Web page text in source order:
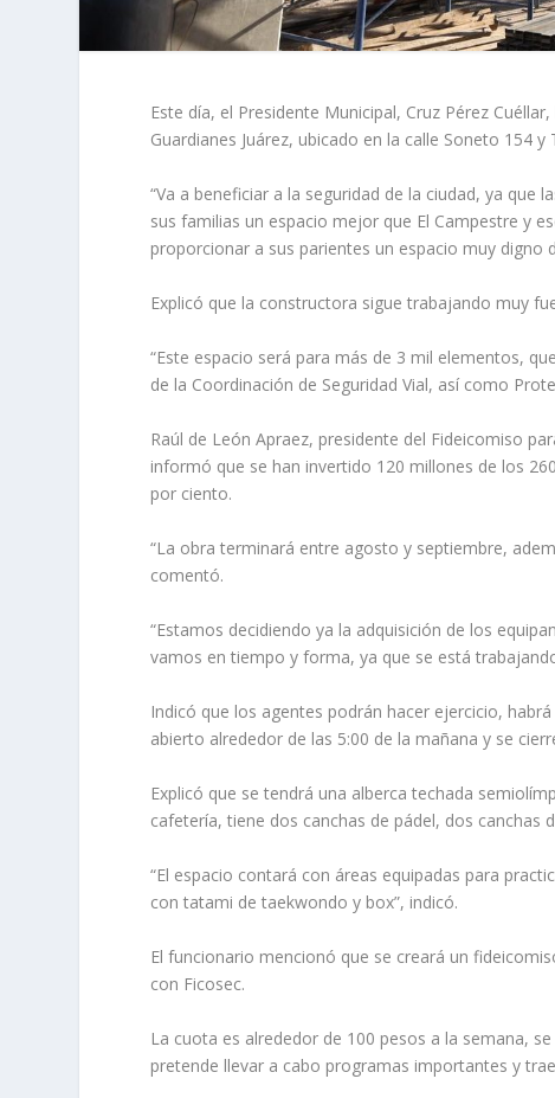
Este día, el Presidente Municipal, Cruz Pérez
Guardianes Juárez, ubicado en la calle Soneto 154
“Va a beneficiar a la seguridad de la ciudad, ya
sus familias un espacio mejor que El Campestre y
proporcionar a sus parientes un espacio muy
Explicó que la constructora sigue trabajando muy
“Este espacio será para más de 3 mil elementos,
de la Coordinación de Seguridad Vial, así como
Raúl de León Apraez, presidente del Fideicomiso
informó que se han invertido 120 millones de los
por ciento.
“La obra terminará entre agosto y septiembre,
comentó.
“Estamos decidiendo ya la adquisición de los
vamos en tiempo y forma, ya que se está
Indicó que los agentes podrán hacer ejercicio,
abierto alrededor de las 5:00 de la mañana y se
Explicó que se tendrá una alberca techada
cafetería, tiene dos canchas de pádel, dos canchas
“El espacio contará con áreas equipadas para
con tatami de taekwondo y box”, indicó.
El funcionario mencionó que se creará un
con Ficosec.
La cuota es alrededor de 100 pesos a la semana,
pretende llevar a cabo programas importantes y